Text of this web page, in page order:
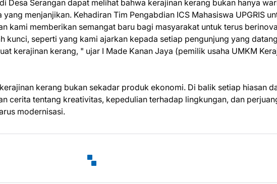
Desa Serangan dapat melihat bahwa kerajinan kerang bukan hanya
menjanjikan. Kehadiran Tim Pengabdian ICS Mahasiswa UPGRIS
kami memberikan semangat baru bagi masyarakat untuk terus
kunci, seperti yang kami ajarkan kepada setiap pengunjung yang
kerajinan kerang, " ujar I Made Kanan Jaya (pemilik usaha UMKM
kerang bukan sekadar produk ekonomi. Di balik setiap hiasan
cerita tentang kreativitas, kepedulian terhadap lingkungan, dan
modernisasi.